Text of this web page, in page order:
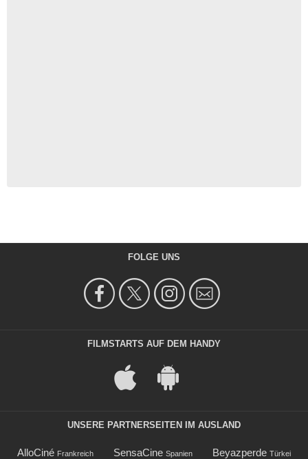
FOLGE UNS
FILMSTARTS AUF DEM HANDY
UNSERE PARTNERSEITEN IM AUSLAND
AlloCiné Frankreich SensaCine Spanien Beyazperde Türkei